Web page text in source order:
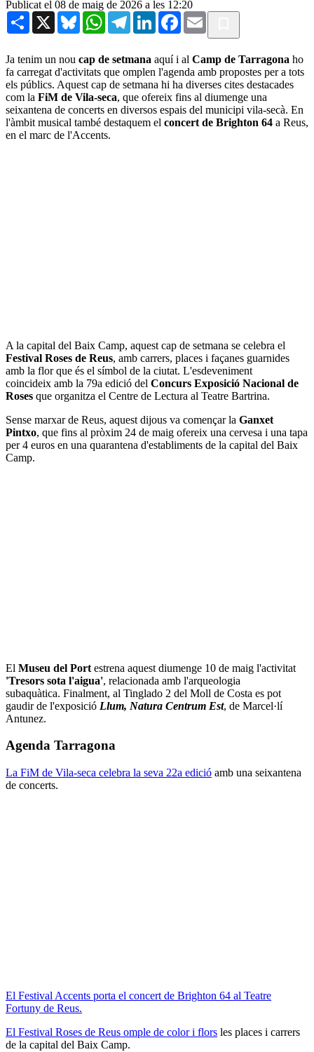
Publicat el 08 de maig de 2026 a les 12:20
Share X BlueskyWhatsAppTelegramLinkedInFacebook
Email
Ja tenim un nou cap de setmana aquí i al Camp de Tarragona ho
fa carregat d'activitats que omplen l'agenda amb propostes per a tots
els públics. Aquest cap de setmana hi ha diverses cites destacades
com la FiM de Vila-seca, que ofereix fins al diumenge una
seixantena de concerts en diversos espais del municipi vila-secà. En
l'àmbit musical també destaquem el concert de Brighton 64 a Reus,
en el marc de l'Accents.
A la capital del Baix Camp, aquest cap de setmana se celebra el
Festival Roses de Reus, amb carrers, places i façanes guarnides
amb la flor que és el símbol de la ciutat. L'esdeveniment
coincideix amb la 79a edició del Concurs Exposició Nacional de
Roses que organitza el Centre de Lectura al Teatre Bartrina.
Sense marxar de Reus, aquest dijous va començar la Ganxet
Pintxo, que fins al pròxim 24 de maig ofereix una cervesa i una tapa
per 4 euros en una quarantena d'establiments de la capital del Baix
Camp.
El Museu del Port estrena aquest diumenge 10 de maig l'activitat
'Tresors sota l'aigua', relacionada amb l'arqueologia
subaquàtica. Finalment, al Tinglado 2 del Moll de Costa es pot
gaudir de l'exposició Llum, Natura Centrum Est, de Marcel·lí
Antunez.
Agenda Tarragona
La FiM de Vila-seca celebra la seva 22a edició amb una seixantena
de concerts.
El Festival Accents porta el concert de Brighton 64 al Teatre
Fortuny de Reus.
El Festival Roses de Reus omple de color i flors les places i carrers
de la capital del Baix Camp.